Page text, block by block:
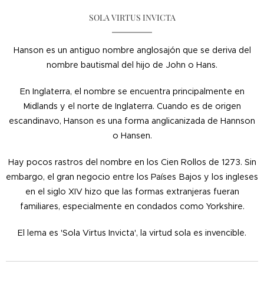
SOLA VIRTUS INVICTA
Hanson es un antiguo nombre anglosajón que se deriva del
nombre bautismal del hijo de John o Hans.
En Inglaterra, el nombre se encuentra principalmente en
Midlands y el norte de Inglaterra. Cuando es de origen
escandinavo, Hanson es una forma anglicanizada de Hannson
o Hansen.
Hay pocos rastros del nombre en los Cien Rollos de 1273. Sin
embargo, el gran negocio entre los Países Bajos y los ingleses
en el siglo XIV hizo que las formas extranjeras fueran
familiares, especialmente en condados como Yorkshire.
El lema es 'Sola Virtus Invicta', la virtud sola es invencible.